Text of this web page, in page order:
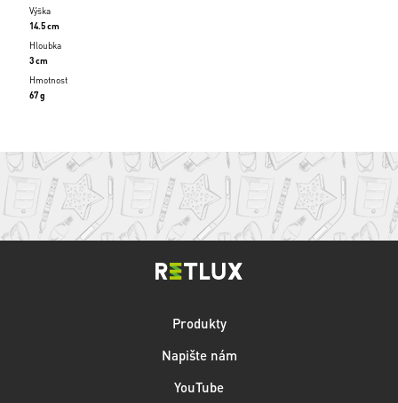
Výška
14.5 cm
Hloubka
3 cm
Hmotnost
67 g
Produkty
Napište nám
YouTube